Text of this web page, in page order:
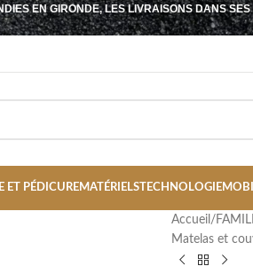
EN GIRONDE, LES LIVRAISONS DANS
ET PÉDICUREMATÉRIELSTECHNOLOGIE
Accueil /
Matelas et